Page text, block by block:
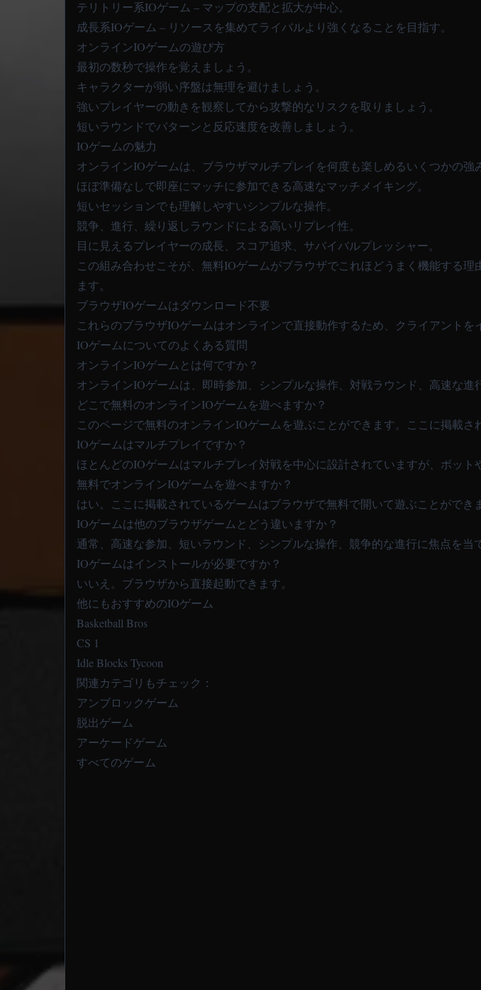
テリトリー系IOゲーム – マップの支配と拡大が中心。
成長系IOゲーム – リソースを集めてライバルより強くなることを目指す。
オンラインIOゲームの遊び方
最初の数秒で操作を覚えましょう。
キャラクターが弱い序盤は無理を避けましょう。
強いプレイヤーの動きを観察してから攻撃的なリスクを取りましょう。
短いラウンドでパターンと反応速度を改善しましょう。
IOゲームの魅力
オンラインIOゲームは、ブラウザマルチプレイを何度も楽しめるいくつかの強
ほぼ準備なしで即座にマッチに参加できる高速なマッチメイキング。
短いセッションでも理解しやすいシンプルな操作。
競争、進行、繰り返しラウンドによる高いリプレイ性。
目に見えるプレイヤーの成長、スコア追求、サバイバルプレッシャー。
この組み合わせこそが、無料IOゲームがブラウザでこれほどうまく機能する
ます。
ブラウザIOゲームはダウンロード不要
これらのブラウザIOゲームはオンラインで直接動作するため、クライアント
IOゲームについてのよくある質問
オンラインIOゲームとは何ですか？
オンラインIOゲームは、即時参加、シンプルな操作、対戦ラウンド、高速な進
どこで無料のオンラインIOゲームを遊べますか？
このページで無料のオンラインIOゲームを遊ぶことができます。ここに掲載さ
IOゲームはマルチプレイですか？
ほとんどのIOゲームはマルチプレイ対戦を中心に設計されていますが、ボット
無料でオンラインIOゲームを遊べますか？
はい。ここに掲載されているゲームはブラウザで無料で開いて遊ぶことができ
IOゲームは他のブラウザゲームとどう違いますか？
通常、高速な参加、短いラウンド、シンプルな操作、競争的な進行に焦点を当
IOゲームはインストールが必要ですか？
いいえ。ブラウザから直接起動できます。
他にもおすすめのIOゲーム
Basketball Bros
CS 1
Idle Blocks Tycoon
関連カテゴリもチェック：
アンブロックゲーム
脱出ゲーム
アーケードゲーム
すべてのゲーム